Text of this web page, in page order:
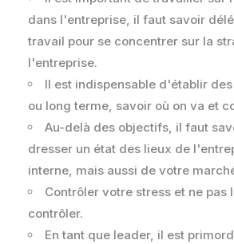
dans l'entreprise, il faut savoir
travail pour se concentrer sur la
l'entreprise.
Il est indispensable d'établir
ou long terme, savoir où on va et
Au-delà des objectifs, il faut
dresser un état des lieux de
interne, mais aussi de votre
Contrôler votre stress et ne pas
contrôler.
En tant que leader, il est